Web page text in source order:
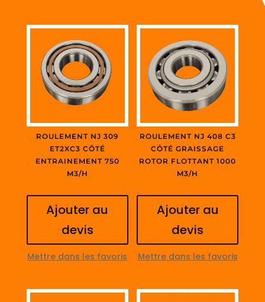
ROULEMENT NJ 309
ET2XC3 CÔTÉ
ENTRAINEMENT 750
M3/H
Ajouter au
devis
Mettre dans les favoris
ROULEMENT NJ 408 C3
CÔTÉ GRAISSAGE
ROTOR FLOTTANT 1000
M3/H
Ajouter au
devis
Mettre dans les favoris